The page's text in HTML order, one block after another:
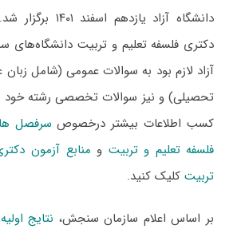
دانشگاه آزاد
دکتری فلسفه تعلیم و تربیت دانشگاه‌های
آزاد لازم بود به سوالات عمومی (شامل
تحصیلی) و نیز سوالات تخصصی رشته خود
کسب اطلاعات بیشتر درخصوص سرفصل
فلسفه تعلیم و تربیت و منابع آزمون
تربیتکلیک کنید.
بر اساس اعلام سازمان سنجش، نتایج